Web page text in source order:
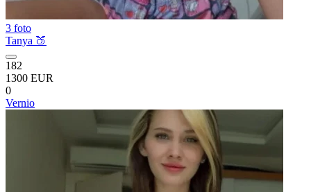
3 foto
Tanya 🍑
182
1300 EUR
0
Vernio